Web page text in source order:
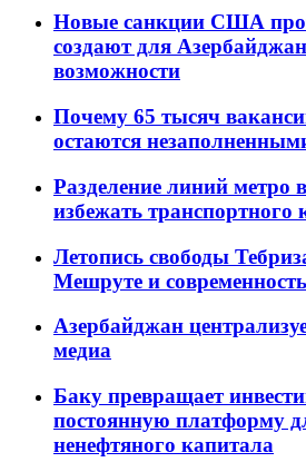
Новые санкции США
создают для
возможности
Почему 65 тысяч
остаются
Разделение линий метро
избежать транспортного
Летопись свободы
Мешруте и современность
Азербайджан
медиа
Баку превращает
постоянную платформу
ненефтяного капитала